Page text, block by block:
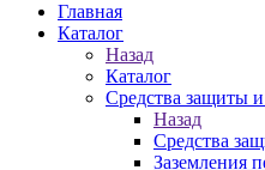
Главная
Каталог
Назад
Каталог
Средства защиты и
Назад
Средства
Заземления